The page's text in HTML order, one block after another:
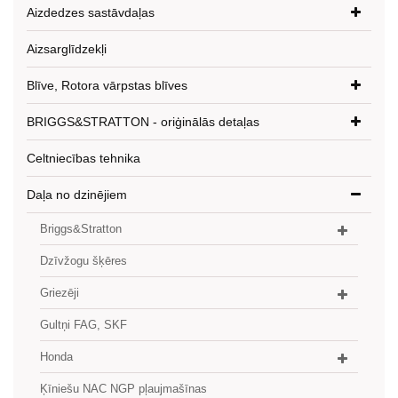
Aizdedzes sastāvdaļas
Aizsarglīdzekļi
Blīve, Rotora vārpstas blīves
BRIGGS&STRATTON - oriģinālās detaļas
Celtniecības tehnika
Daļa no dzinējiem
Briggs&Stratton
Dzīvžogu šķēres
Griezēji
Gultņi FAG, SKF
Honda
Ķīniešu NAC NGP pļaujmašīnas